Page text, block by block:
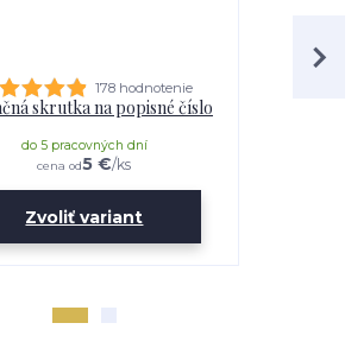
178 hodnotenie
skrutka na popisné číslo
cena od5 €/ks
do 5 pracovných dní
Zvoliť variant